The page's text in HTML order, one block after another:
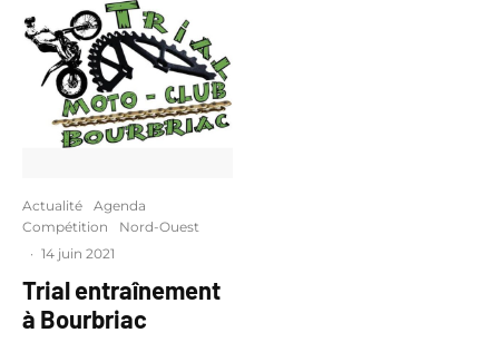
Actualité
Agenda
Compétition
Nord-Ouest
· 14 juin 2021
Trial entraînement
à Bourbriac